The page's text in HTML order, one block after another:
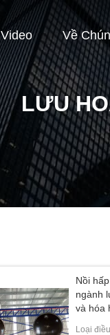
Video Về
LƯU
Nồi
ngành
và hóa
Loại